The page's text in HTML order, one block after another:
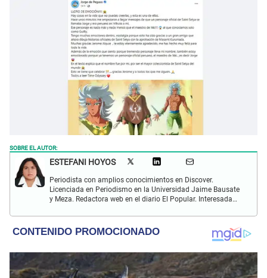
SOBRE EL AUTOR:
ESTEFANI HOYOS
Periodista con amplios conocimientos en Discover.
Licenciada en Periodismo en la Universidad Jaime Bausate
y Meza. Redactora web en el diario El Popular. Interesada
internacional; tendencias, películas y series.